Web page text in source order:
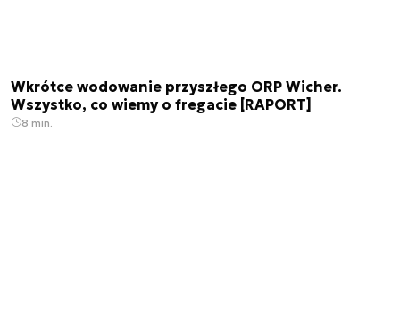
Wkrótce wodowanie przyszłego ORP Wicher.
Wszystko, co wiemy o fregacie [RAPORT]
8 min.